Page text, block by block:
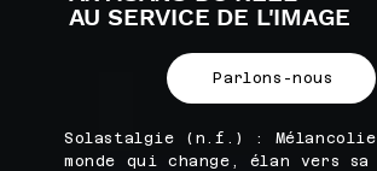
AU SERVICE DE L'IMAGE
Parlons-nous
Solastalgie (n.f.) : Mélancolie
monde qui change, élan vers sa